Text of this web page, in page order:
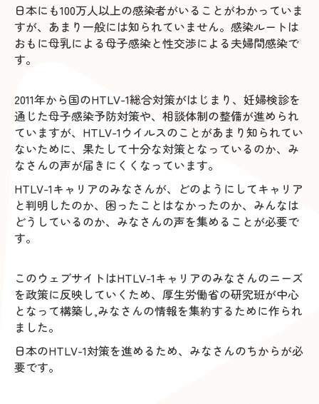
日本にも100万人以上の感染者がいることがわかっていま
すが、あまり一般には知られていません。感染ルートは
おもに母乳による母子感染と性交渉による夫婦間感染で
す。
2011年から国のHTLV-1総合対策がはじまり、妊婦検診を
通じた母子感染予防対策や、相談体制の整備が進められ
ていますが、HTLV-1ウイルスのことがあまり知られてい
ないために、果たして十分な対策となっているのか、み
なさんの声が届きにくくなっています。
HTLV-1キャリアのみなさんが、どのようにしてキャリア
と判明したのか、困ったことはなかったのか、みんなは
どうしているのか、みなさんの声を集めることが必要で
す。
このウェブサイトはHTLV-1キャリアのみなさんのニーズ
を政策に反映していくため、厚生労働省の研究班が中心
となって構築し,みなさんの情報を集約するために作られ
ました。
日本のHTLV-1対策を進めるため、みなさんのちからが必
要です。